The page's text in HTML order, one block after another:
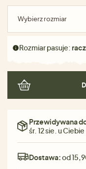
Wybierz rozmiar
Rozmiar pasuje:
Przewidywana
śr. 12 sie. u Ciebie
Dostawa:od